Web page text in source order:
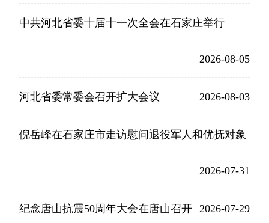
中共河北省委十届十一次全会在石家庄举行
2026-08-05
河北省委常委会召开扩大会议 2026-08-03
倪岳峰在石家庄市走访慰问退役军人和优抚对象
2026-07-31
纪念唐山抗震50周年大会在唐山召开 2026-07-29